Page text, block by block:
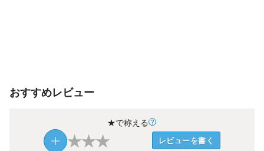
おすすめレビュー
★で称える
★★★ レビューを書く